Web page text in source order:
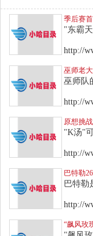
季后赛
"东霸
http://
巫师队
http://
原想挑
"K汤"
http://
巴特勒
巴特勒
http://
“飙风玫